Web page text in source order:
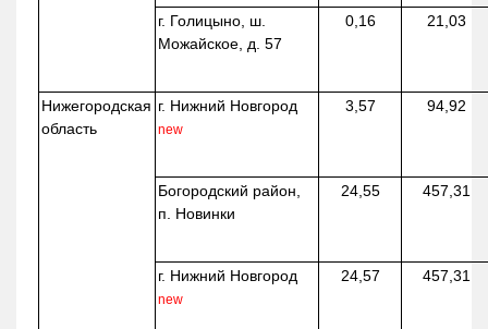
г. Голицыно, ш.
Можайское, д. 57
0,16 21,03
Нижегородская
область
г. Нижний Новгород
new
3,57 94,92
Богородский район,
п. Новинки
24,55 457,31
г. Нижний Новгород
new
24,57 457,31